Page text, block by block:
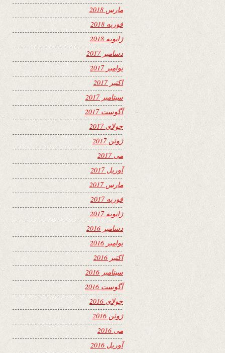
مارس 2018
فوریه 2018
ژانویه 2018
دسامبر 2017
نوامبر 2017
اکتبر 2017
سپتامبر 2017
آگوست 2017
جولای 2017
ژوئن 2017
می 2017
آوریل 2017
مارس 2017
فوریه 2017
ژانویه 2017
دسامبر 2016
نوامبر 2016
اکتبر 2016
سپتامبر 2016
آگوست 2016
جولای 2016
ژوئن 2016
می 2016
آوریل 2016